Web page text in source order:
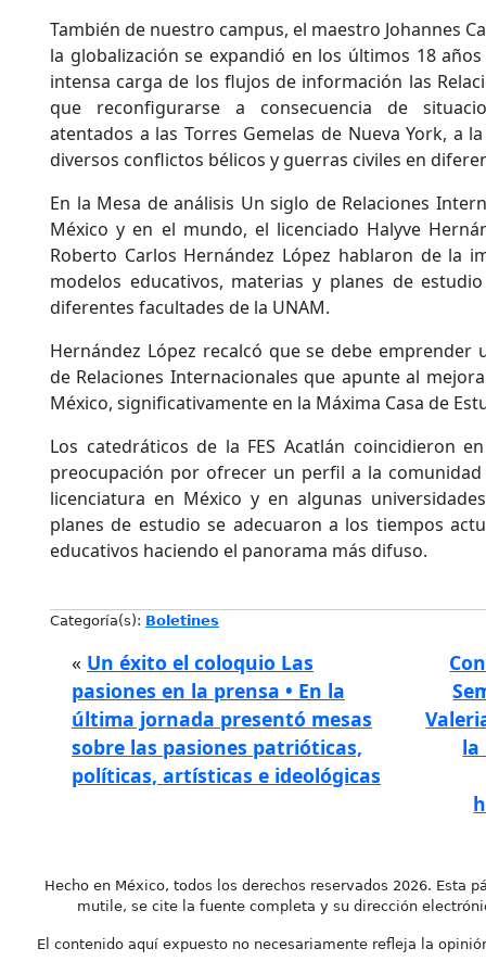
También de nuestro campus, el maestro Johannes
la globalización se expandió en los últimos 18
intensa carga de los flujos de información las
que reconfigurarse a consecuencia de
atentados a las Torres Gemelas de Nueva York, a
diversos conflictos bélicos y guerras civiles en
En la Mesa de análisis Un siglo de Relaciones
México y en el mundo, el licenciado Halyve
Roberto Carlos Hernández López hablaron de la
modelos educativos, materias y planes de
diferentes facultades de la UNAM.
Hernández López recalcó que se debe emprender
de Relaciones Internacionales que apunte al
México, significativamente en la Máxima Casa de
Los catedráticos de la FES Acatlán coincidieron
preocupación por ofrecer un perfil a la
licenciatura en México y en algunas
planes de estudio se adecuaron a los tiempos
educativos haciendo el panorama más difuso.
Categoría(s): Boletines
« Un éxito el coloquio Las
pasiones en la prensa • En la
última jornada presentó mesas
sobre las pasiones patrióticas,
políticas, artísticas e ideológicas
la
Hecho en México, todos los derechos reservados 2026. Esta
mutile, se cite la fuente completa y su dirección
El contenido aquí expuesto no necesariamente refleja la